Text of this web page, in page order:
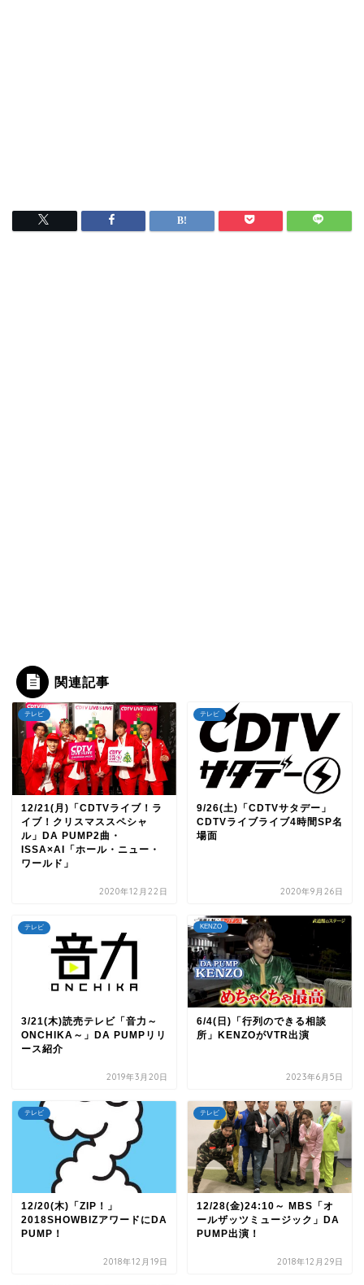
関連記事
テレビ
12/21(月)「CDTVライブ！ラ
イブ！クリスマススペシャ
ル」DA PUMP2曲・
ISSA×AI「ホール・ニュー・
ワールド」
2020年12月22日
テレビ
9/26(土)「CDTVサタデー」
CDTVライブライブ4時間SP名
場面
2020年9月26日
テレビ
3/21(木)読売テレビ「音力～
ONCHIKA～」DA PUMPリリ
ース紹介
2019年3月20日
KENZO
6/4(日)「行列のできる相談
所」KENZOがVTR出演
2023年6月5日
テレビ
12/20(木)「ZIP！」
2018SHOWBIZアワードにDA
PUMP！
2018年12月19日
テレビ
12/28(金)24:10～ MBS「オ
ールザッツミュージック」DA
PUMP出演！
2018年12月29日